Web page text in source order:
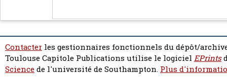
Contacter les gestionnaires fonctionnels du dépôt/
Toulouse Capitole Publications utilise le logiciel EPrints
Sciencede l'université de Southampton. Plus